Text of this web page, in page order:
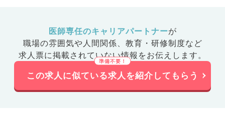
医師専任のキャリアパートナーが
職場の雰囲気や人間関係、 教育・研修制度など
求人票に掲載されていない情報をお伝えします。
この求人に似ている求人を紹介してもらう